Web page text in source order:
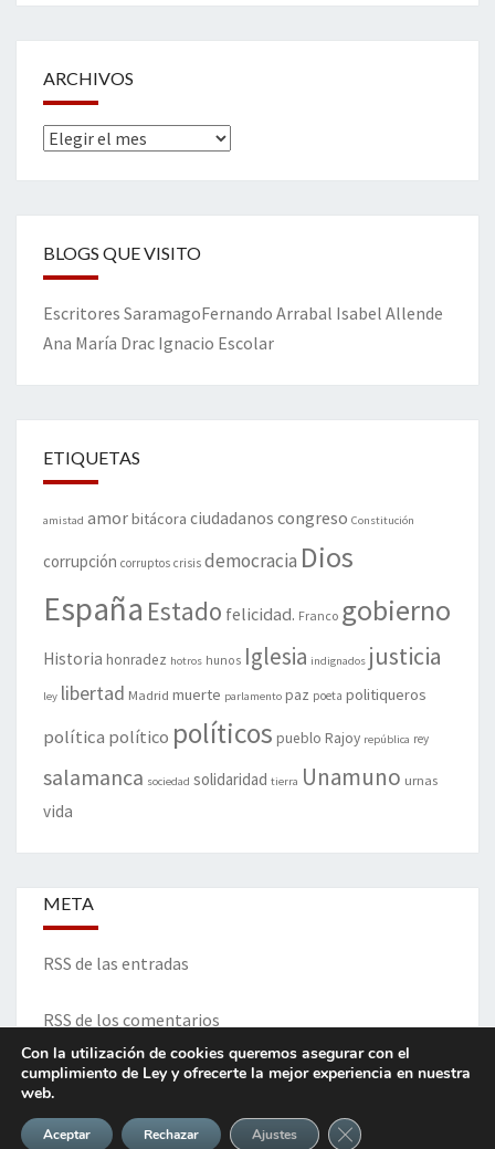
ARCHIVOS
Archivos
BLOGS QUE VISITO
Escritores SaramagoFernando Arrabal Isabel Allende
Ana María Drac Ignacio Escolar
ETIQUETAS
amistad amorbitácora ciudadanos congreso Constitución
corrupción corruptos crisis democracia Dios
España Estado felicidad. Franco gobierno
Historia honradez hotros hunos Iglesia indignados justicia
ley libertad Madrid muerte parlamento paz poeta politiqueros
política político políticos pueblo Rajoy república rey
salamanca sociedad solidaridad tierra Unamuno urnas
vida
META
RSS de las entradas
RSS de los comentarios
Con la utilización de cookies queremos asegurar con el
cumplimiento de Ley y ofrecerte la mejor experiencia en nuestra
web.
Aceptar Rechazar Ajustes Cerrar el banner de